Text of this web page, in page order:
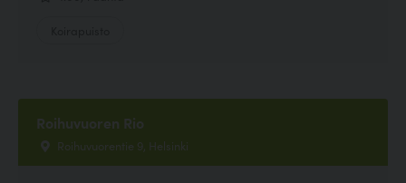
Roihuvuoren Rio
Roihuvuorentie 9, Helsinki